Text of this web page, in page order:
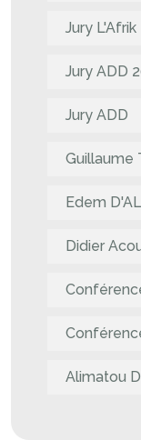
Jury
Jury ADD
Jury ADD
Guillaume
Edem
Didier
Alimatou